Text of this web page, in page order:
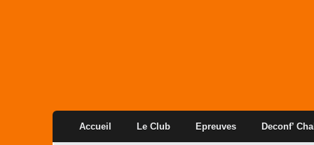
Accueil Le Club Epreuves Deconf’